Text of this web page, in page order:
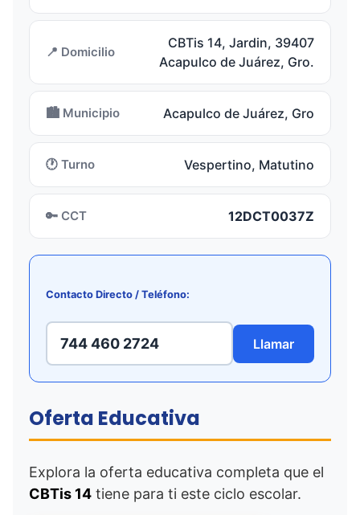
📍 Domicilio
CBTis 14, Jardin, 39407
Acapulco de Juárez, Gro.
🏙️ Municipio Acapulco de Juárez, Gro
🕐 Turno Vespertino, Matutino
🔑 CCT 12DCT0037Z
Contacto Directo / Teléfono:
744 460 2724 Llamar
Oferta Educativa
Explora la oferta educativa completa que el
CBTis 14 tiene para ti este ciclo escolar.